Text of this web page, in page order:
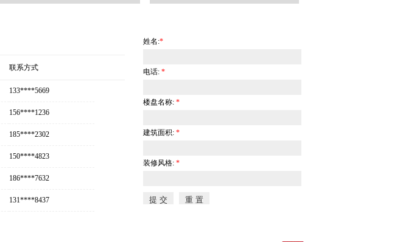
联系方式
133****5669
156****1236
185****2302
150****4823
186****7632
131****8437
姓名:*
电话: *
楼盘名称: *
建筑面积: *
装修风格: *